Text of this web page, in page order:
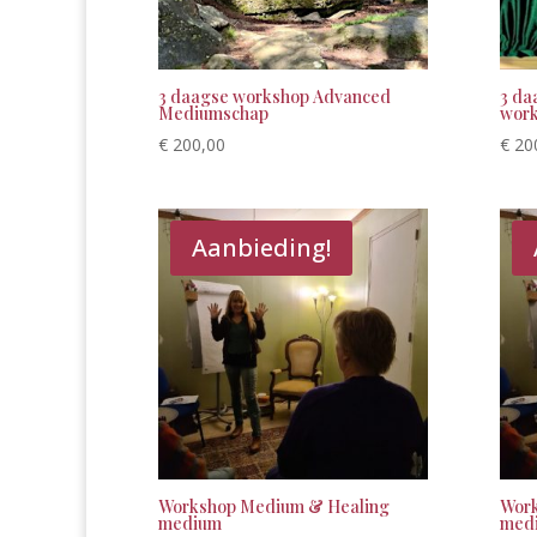
3 daagse workshop Advanced
Mediumschap
€ 200,00
3
€
Aanbieding!
Workshop Medium & Healing
medium